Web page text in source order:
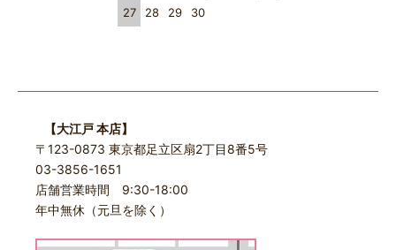
27
28 29 30
【大江戸 本店】
〒123-0873 東京都足立区扇2丁目8番5号
03-3856-1651
店舗営業時間 9:30-18:00
年中無休（元旦を除く）